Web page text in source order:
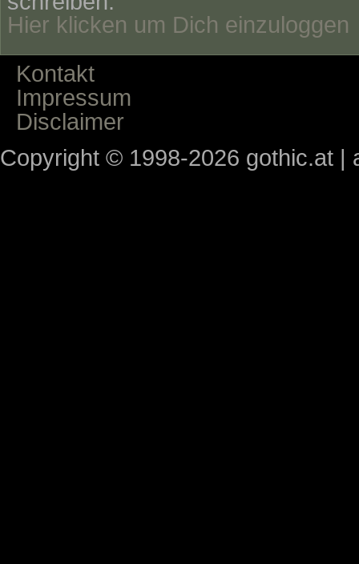
Hier klicken um Dich einzuloggen
Kontakt
Impressum
Disclaimer
Copyright © 1998-2026 gothic.at |